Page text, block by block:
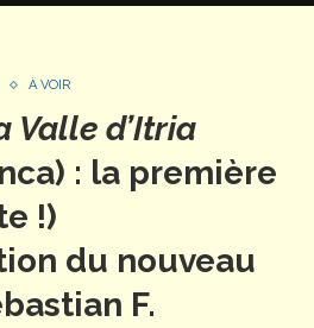
À VOIR
Valle d’Itria
: la première
!)
du nouveau
F.